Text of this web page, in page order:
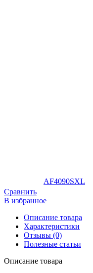
AF4090SXL
Сравнить
В избранное
Описание товара
Характеристики
Отзывы (0)
Полезные статьи
Описание товара